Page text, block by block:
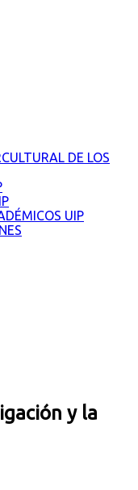
DE LOS
UIP
y la